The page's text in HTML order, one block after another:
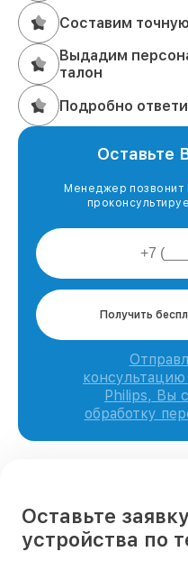
Составим
Выдадим
талон
Подробно
Оставьте
Менеджер позвонит
Получить
Philips, Вы
обработку
Оставьте
устройства по